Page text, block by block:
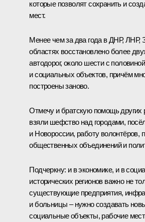
которые позволят сохранить и
мест.
Менее чем за два года в ДНР, ЛНР,
областях восстановлено более
автодорог, около шести с
и социальных объектов, причём
построены заново.
Отмечу и братскую помощь других
взяли шефство над городами,
и Новороссии, работу волонтёров,
общественных объединений и
Подчеркну: и в экономике, и в
исторических регионов важно не
существующие предприятия,
и больницы – нужно создавать
социальные объекты, рабочие